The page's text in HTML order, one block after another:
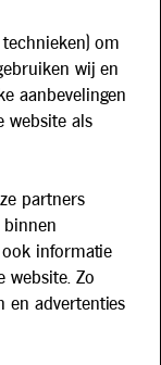
de hoogte van
om
wij en
aanbevelingen
website als
partners
binnen
ook informatie
website. Zo
en advertenties